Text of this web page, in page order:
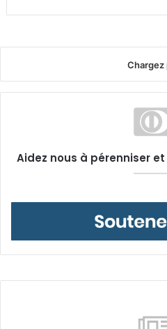
Chargez
Aidez nous à pérenniser